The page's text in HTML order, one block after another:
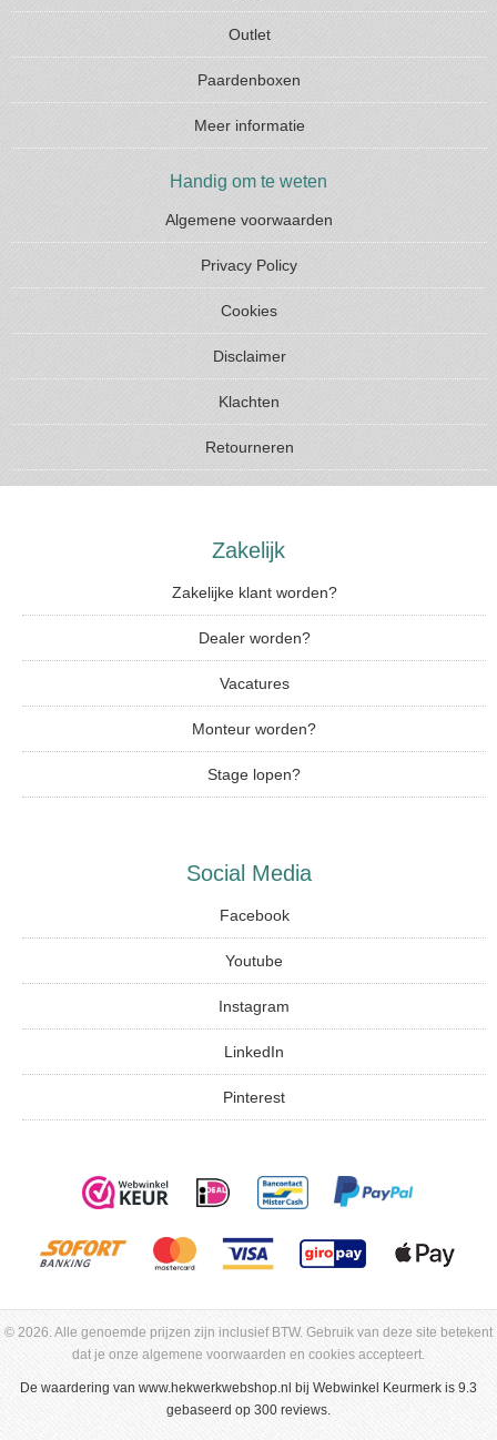
Outlet
Paardenboxen
Meer informatie
Handig om te weten
Algemene voorwaarden
Privacy Policy
Cookies
Disclaimer
Klachten
Retourneren
Zakelijk
Zakelijke klant worden?
Dealer worden?
Vacatures
Monteur worden?
Stage lopen?
Social Media
Facebook
Youtube
Instagram
LinkedIn
Pinterest
© 2026. Alle genoemde prijzen zijn inclusief BTW. Gebruik van deze site betekent
dat je onze algemene voorwaarden en cookies accepteert.
De waardering van www.hekwerkwebshop.nl bij Webwinkel Keurmerk is 9.3
gebaseerd op 300 reviews.